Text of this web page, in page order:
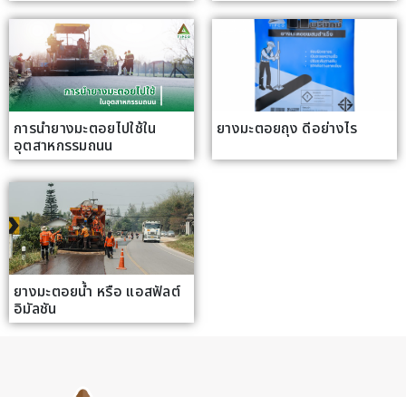
การนำยางมะตอยไปใช้ใน
อุตสาหกรรมถนน
ยางมะตอยถุง ดีอย่างไร
ยางมะตอยน้ำ หรือ แอสฟัลต์
อิมัลชัน